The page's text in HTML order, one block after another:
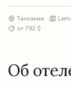
Танзания
от 792 $
Об